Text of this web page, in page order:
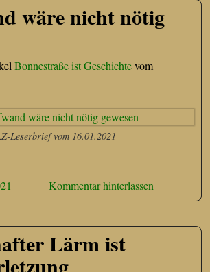
wäre nicht nötig
Bonnestraße ist Geschichtevom
Leserbrief vom 16.01.2021
Kommentar hinterlassen
Lärm ist